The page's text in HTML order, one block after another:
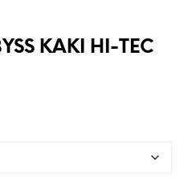
KAKI HI-TEC